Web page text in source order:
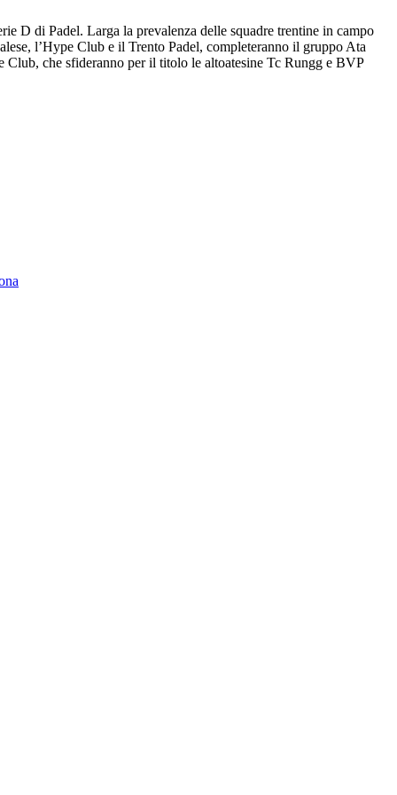
D di Padel. Larga la prevalenza delle squadre trentine in campo
l’Hype Club e il Trento Padel, completeranno il gruppo Ata
che sfideranno per il titolo le altoatesine Tc Rungg e BVP